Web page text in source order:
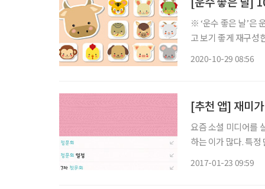
※ ‘운수 좋은 날’은
고 보기 좋게 재구성한 콘텐츠입니다. ◈ 쥐띠 총운
2020-10-29 08:56
[추천 앱] 재미
요즘 소셜 미디어를
하는 이가 많다. 특
2017-01-23 09:59